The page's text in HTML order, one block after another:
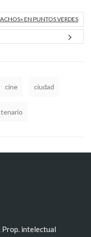
EN PUNTOS VERDES
cine ciudad
Prop. intelectual